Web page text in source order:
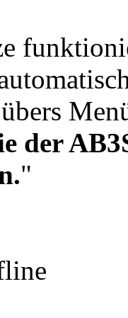
der
"